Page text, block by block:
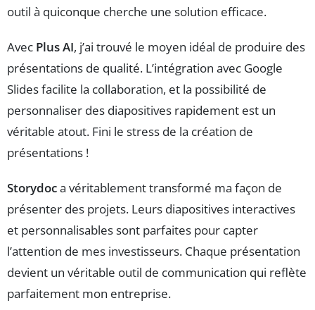
outil à quiconque cherche une solution efficace.
Avec Plus AI, j’ai trouvé le moyen idéal de produire des
présentations de qualité. L’intégration avec Google
Slides facilite la collaboration, et la possibilité de
personnaliser des diapositives rapidement est un
véritable atout. Fini le stress de la création de
présentations !
Storydoca véritablement transformé ma façon de
présenter des projets. Leurs diapositives interactives
et personnalisables sont parfaites pour capter
l’attention de mes investisseurs. Chaque présentation
devient un véritable outil de communication qui reflète
parfaitement mon entreprise.